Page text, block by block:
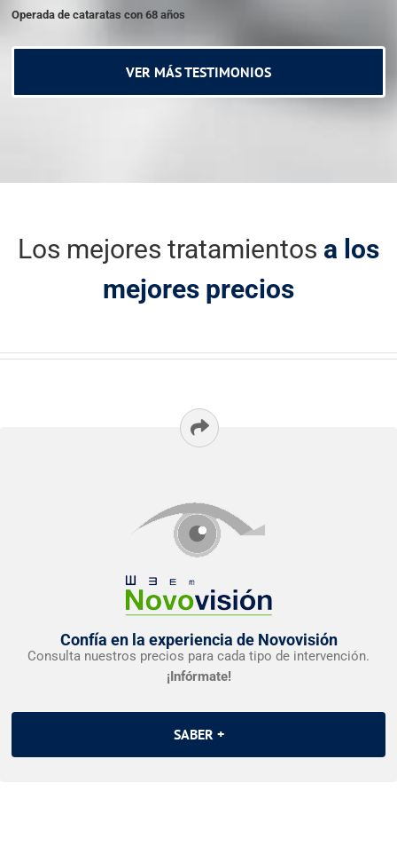
Operada de cataratas con 68 años
VER MÁS TESTIMONIOS
Los mejores tratamientos a los
mejores precios
Confía en la experiencia de Novovisión
Consulta nuestros precios para cada tipo de intervención.
¡Infórmate!
SABER +